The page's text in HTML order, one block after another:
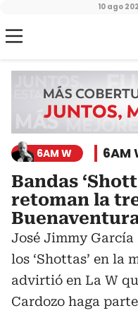
10 ago
6AM W 6AM
Bandas
retoman la
José Jimmy
los ‘Shottas’ en la
advirtió en La W
Cardozo haga